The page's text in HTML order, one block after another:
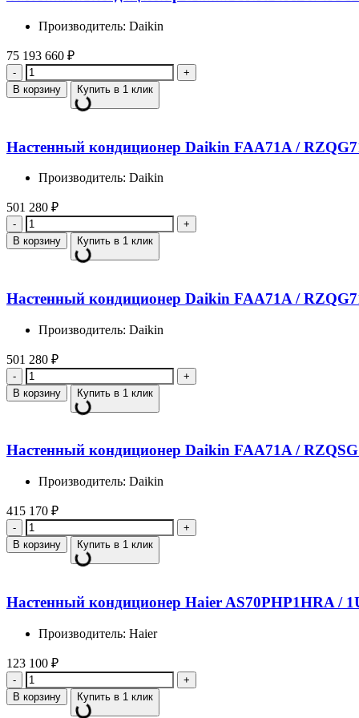
Производитель: Daikin
75 193 660 ₽
Количество
В корзину Купить в 1 клик
Настенный кондиционер Daikin FAA71A /
Производитель: Daikin
501 280 ₽
Количество
В корзину Купить в 1 клик
Настенный кондиционер Daikin FAA71A /
Производитель: Daikin
501 280 ₽
Количество
В корзину Купить в 1 клик
Настенный кондиционер Daikin FAA71A /
Производитель: Daikin
415 170 ₽
Количество
В корзину Купить в 1 клик
Настенный кондиционер Haier AS70PHP1HRA /
Производитель: Haier
123 100 ₽
Количество
В корзину Купить в 1 клик